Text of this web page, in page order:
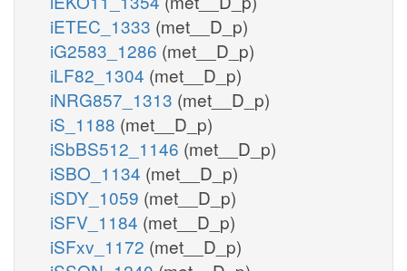
iETEC_1333 (met__D_p)
iG2583_1286 (met__D_p)
iLF82_1304 (met__D_p)
iNRG857_1313 (met__D_p)
iS_1188 (met__D_p)
iSbBS512_1146 (met__D_p)
iSBO_1134 (met__D_p)
iSDY_1059 (met__D_p)
iSFV_1184 (met__D_p)
iSFxv_1172 (met__D_p)